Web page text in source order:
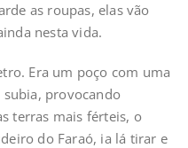
as roupas, elas vão
nesta vida.
Era um poço com uma
subia, provocando
terras mais férteis, o
do Faraó, ia lá tirar e